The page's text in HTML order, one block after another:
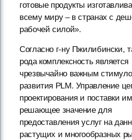
готовые продукты
всему миру – в странах с
рабочей силой».
Согласно г-ну Пжилибински,
рода комплексность является
чрезвычайно важным
развития PLM. Управление
проектирования и поставки
решающее значение для
предоставления услуг на
растущих и многообразных